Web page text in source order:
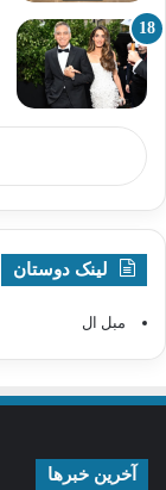
لینک دوستان
مبل ال
آخرین خبرها